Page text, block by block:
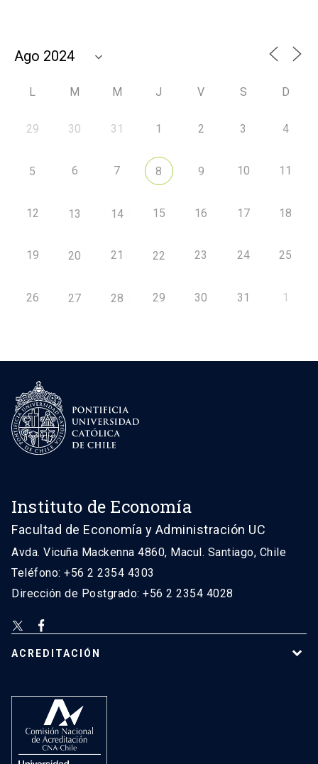
L M M J V S D
29 30 31 1 2 3 4
5 6 7 8 9 10 11
12 13 14 15 16 17 18
19 20 21 22 23 24 25
26 27 28 29 30 31 1
Instituto de Economía
Facultad de Economía y Administración UC
Avda. Vicuña Mackenna 4860, Macul. Santiago, Chile
Teléfono: +56 2 2354 4303
Dirección de Postgrado: +56 2 2354 4028
ACREDITACIÓN